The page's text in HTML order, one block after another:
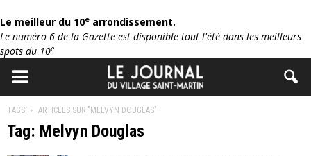
Le meilleur du 10e arrondissement.
Le numéro 6 de la Gazette est disponible tout l'été dans les meilleurs
spots du 10e
TAGS ARTICLES SUR "MELVYN DOUGLAS"
Tag: Melvyn Douglas